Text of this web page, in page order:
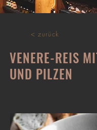
< zurück
VENERE-REIS
UND PILZEN